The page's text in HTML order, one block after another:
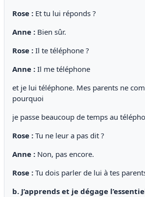
Rose : Et tu lui réponds ?
Anne : Bien sûr.
Rose : Il te téléphone ?
Anne : Il me téléphone
et je lui téléphone. Mes parents ne
pourquoi
je passe beaucoup de temps au
Rose : Tu ne leur a pas dit ?
Anne : Non, pas encore.
Rose : Tu dois parler de lui à tes
b. J’apprends et je dégage